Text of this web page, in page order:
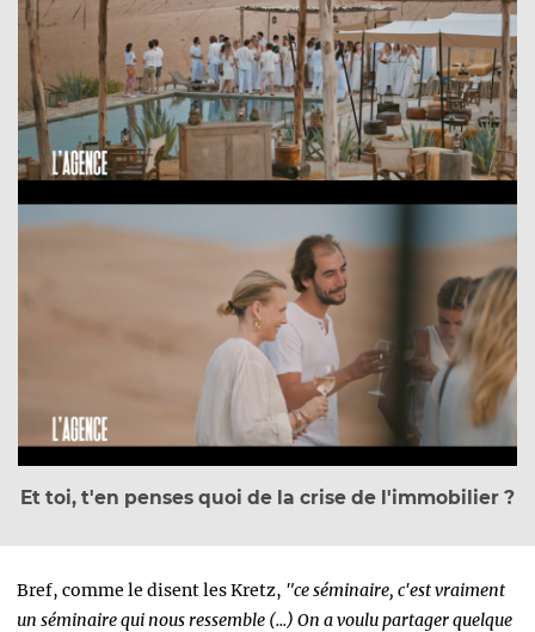
Et toi, t'en penses quoi de la crise de l'immobilier ?
Bref, comme le disent les Kretz, "ce séminaire, c'est vraiment
un séminaire qui nous ressemble (...) On a voulu partager quelque